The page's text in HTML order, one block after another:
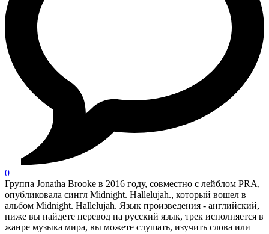
0
Группа Jonatha Brooke в 2016 году, совместно с лейблом PRA,
опубликовала сингл Midnight. Hallelujah., который вошел в
альбом Midnight. Hallelujah. Язык произведения - английский,
ниже вы найдете перевод на русский язык, трек исполняется в
жанре музыка мира, вы можете слушать, изучить слова или